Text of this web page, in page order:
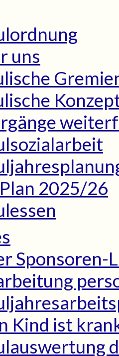
uns
2025/26
Sponsoren-
Kind ist